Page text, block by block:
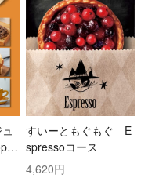
すいーともぐもぐ E
spressoコース
4,620円